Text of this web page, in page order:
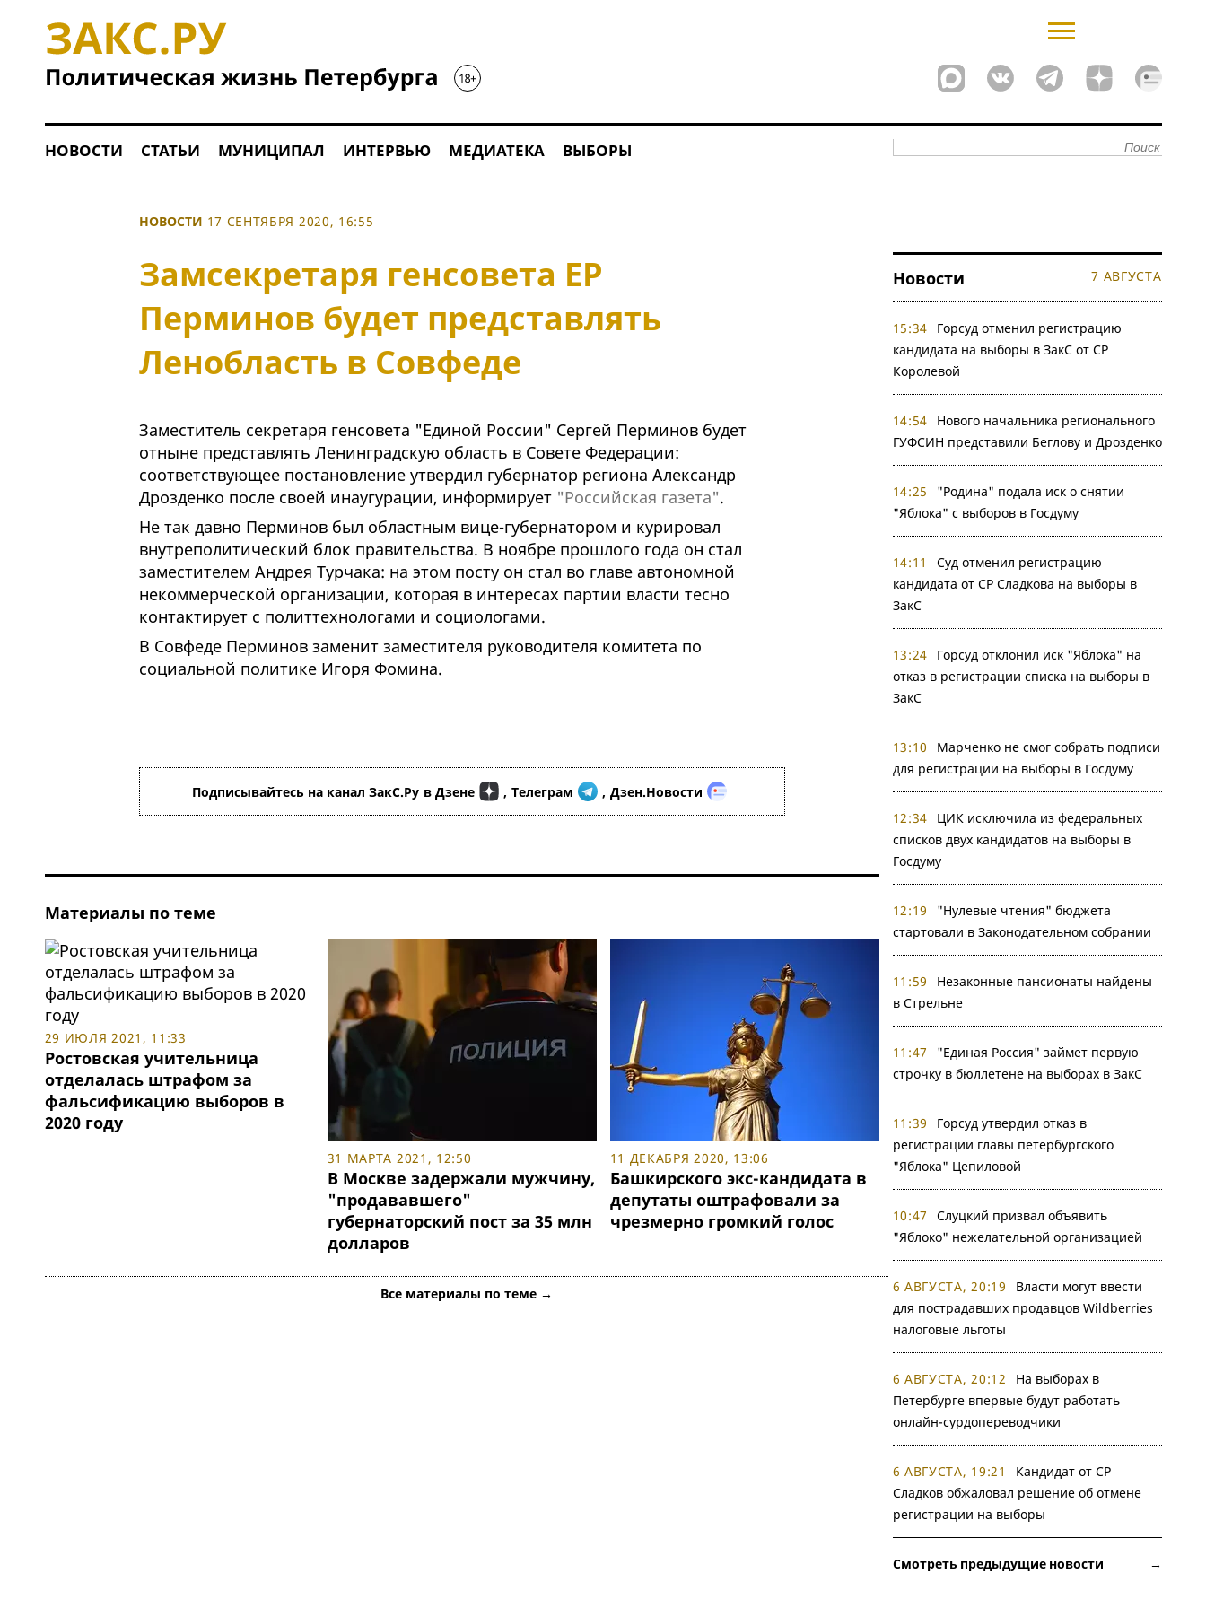
НОВОСТИ СТАТЬИ МУНИЦИПАЛ ИНТЕРВЬЮ МЕДИАТЕКА ВЫБОРЫ
НОВОСТИ 17 СЕНТЯБРЯ 2020, 16:55
Замсекретаря генсовета ЕР
Перминов будет представлять
Ленобласть в Совфеде
Заместитель секретаря генсовета "Единой России" Сергей Перминов будет
отныне представлять Ленинградскую область в Совете Федерации:
соответствующее постановление утвердил губернатор региона Александр
Дрозденко после своей инаугурации, информирует "Российская газета".
Не так давно Перминов был областным вице-губернатором и курировал
внутреполитический блок правительства. В ноябре прошлого года он стал
заместителем Андрея Турчака: на этом посту он стал во главе автономной
некоммерческой организации, которая в интересах партии власти тесно
контактирует с политтехнологами и социологами.
В Совфеде Перминов заменит заместителя руководителя комитета по
социальной политике Игоря Фомина.
Подписывайтесь на канал ЗакС.Ру в Дзене , Телеграм , Дзен.Новости
Материалы по теме
29 ИЮЛЯ 2021, 11:33
Ростовская учительница
отделалась штрафом за
фальсификацию выборов в
2020 году
31 МАРТА 2021, 12:50
В Москве задержали мужчину,
"продававшего"
губернаторский пост за 35 млн
долларов
11 ДЕКАБРЯ 2020, 13:06
Башкирского экс-кандидата в
депутаты оштрафовали за
чрезмерно громкий голос
Все материалы по теме →
Новости 7 АВГУСТА
15:34
Горсуд отменил регистрацию
кандидата на выборы в ЗакС от СР
Королевой
14:54
Нового начальника регионального
ГУФСИН представили Беглову и Дрозденко
14:25
"Родина" подала иск о снятии
"Яблока" с выборов в Госдуму
14:11
Суд отменил регистрацию
кандидата от СР Сладкова на выборы в
ЗакС
13:24
Горсуд отклонил иск "Яблока" на
отказ в регистрации списка на выборы в
ЗакС
13:10
Марченко не смог собрать подписи
для регистрации на выборы в Госдуму
12:34
ЦИК исключила из федеральных
списков двух кандидатов на выборы в
Госдуму
12:19
"Нулевые чтения" бюджета
стартовали в Законодательном собрании
11:59
Незаконные пансионаты найдены
в Стрельне
11:47
"Единая Россия" займет первую
строчку в бюллетене на выборах в ЗакС
11:39
Горсуд утвердил отказ в
регистрации главы петербургского
"Яблока" Цепиловой
10:47
Слуцкий призвал объявить
"Яблоко" нежелательной организацией
6 АВГУСТА, 20:19
Власти могут ввести
для пострадавших продавцов Wildberries
налоговые льготы
6 АВГУСТА, 20:12
На выборах в
Петербурге впервые будут работать
онлайн-сурдопереводчики
6 АВГУСТА, 19:21
Кандидат от СР
Сладков обжаловал решение об отмене
регистрации на выборы
Смотреть предыдущие новости →